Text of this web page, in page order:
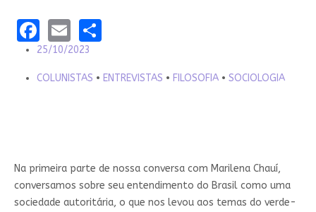
Facebook
EmailShare
25/10/2023
COLUNISTAS • ENTREVISTAS • FILOSOFIA• SOCIOLOGIA
Na primeira parte de nossa conversa com Marilena Chauí,
conversamos sobre seu entendimento do Brasil como uma
sociedade autoritária, o que nos levou aos temas do verde-